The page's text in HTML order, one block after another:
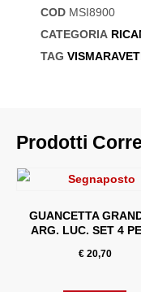
COD MSI8900
CATEGORIA
TAG
Prodotti
GUANCETTA
ARG. LUC. SET 4
€20,70